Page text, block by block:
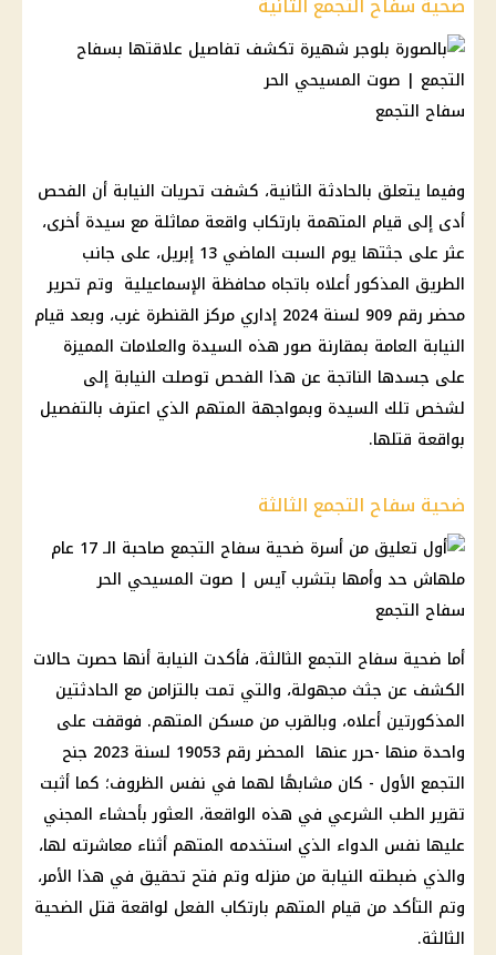
سفاح التجمع
وفيما يتعلق بالحادثة الثانية، كشفت تحريات النيابة أن الفحص
أدى إلى قيام المتهمة بارتكاب واقعة مماثلة مع سيدة أخرى،
عثر على جثتها يوم السبت الماضي 13 إبريل، على جانب
الطريق المذكور أعلاه باتجاه محافظة الإسماعيلية وتم تحرير
محضر رقم 909 لسنة 2024 إداري مركز القنطرة غرب، وبعد قيام
النيابة العامة بمقارنة صور هذه السيدة والعلامات المميزة
على جسدها الناتجة عن هذا الفحص توصلت النيابة إلى
لشخص تلك السيدة وبمواجهة المتهم الذي اعترف بالتفصيل
بواقعة قتلها.
ضحية سفاح التجمع الثالثة
سفاح التجمع
أما ضحية سفاح التجمع الثالثة، فأكدت النيابة أنها حصرت حالات
الكشف عن جثث مجهولة، والتي تمت بالتزامن مع الحادثتين
المذكورتين أعلاه، وبالقرب من مسكن المتهم. فوقفت على
واحدة منها -حرر عنها المحضر رقم 19053 لسنة 2023 جنح
التجمع الأول - كان مشابهًا لهما في نفس الظروف؛ كما أثبت
تقرير الطب الشرعي في هذه الواقعة، العثور بأحشاء المجني
عليها نفس الدواء الذي استخدمه المتهم أثناء معاشرته لها،
والذي ضبطته النيابة من منزله وتم فتح تحقيق في هذا الأمر،
وتم التأكد من قيام المتهم بارتكاب الفعل لواقعة قتل الضحية
الثالثة.